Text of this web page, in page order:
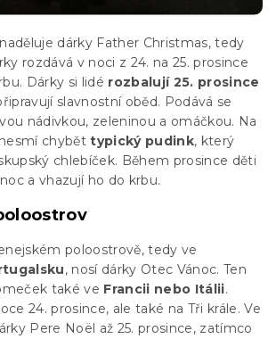
dárky Father Christmas, tedy
rozdává v noci z 24. na 25. prosince
Dárky si lidé rozbalují 25. prosince
slavnostní oběd. Podává se
nádivkou, zeleninou a omáčkou. Na
chyběttypický pudink, který
chlebíček. Během prosince děti
a vhazují ho do krbu.
poloostrově, tedy ve
, nosí dárky Otec Vánoc. Ten
také ve Francii nebo Itálii.
24. prosince, ale také na Tři krále. Ve
Pere Noël až 25. prosince, zatímco